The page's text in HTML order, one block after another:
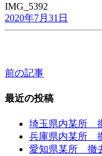
IMG_5392
2020年7月31日
投
稿
前の記事
最近の投稿
埼玉県内某所
兵庫県内某所
愛知県某所 撤